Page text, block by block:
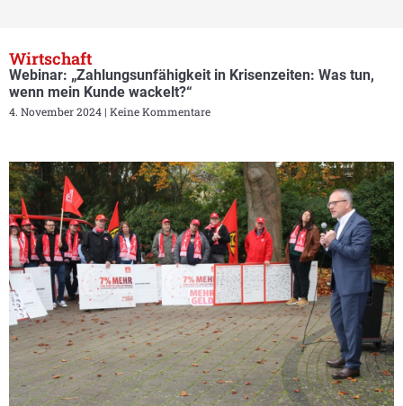
Wirtschaft
Webinar: „Zahlungsunfähigkeit in Krisenzeiten: Was tun,
wenn mein Kunde wackelt?“
4. November 2024 Keine Kommentare